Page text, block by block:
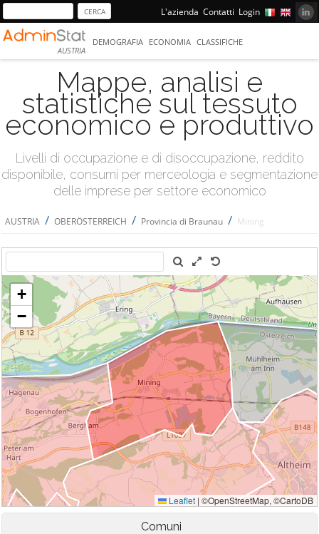
L'azienda Contatti Login
AUSTRIA
DEMOGRAFIA ECONOMIA CLASSIFICHE
Mappe, analisi e
statistiche sul tessuto
economico e produttivo
Livelli di occupazione e di disoccupazione, reddito
disponibile, consumi per merceologia e segmentazione
delle imprese per settore economico
AUSTRIA / OBERÖSTERREICH / Provincia di Braunau / Mining
Comuni